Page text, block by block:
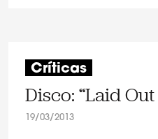
Críticas
Disco: “Laid
19/03/2013